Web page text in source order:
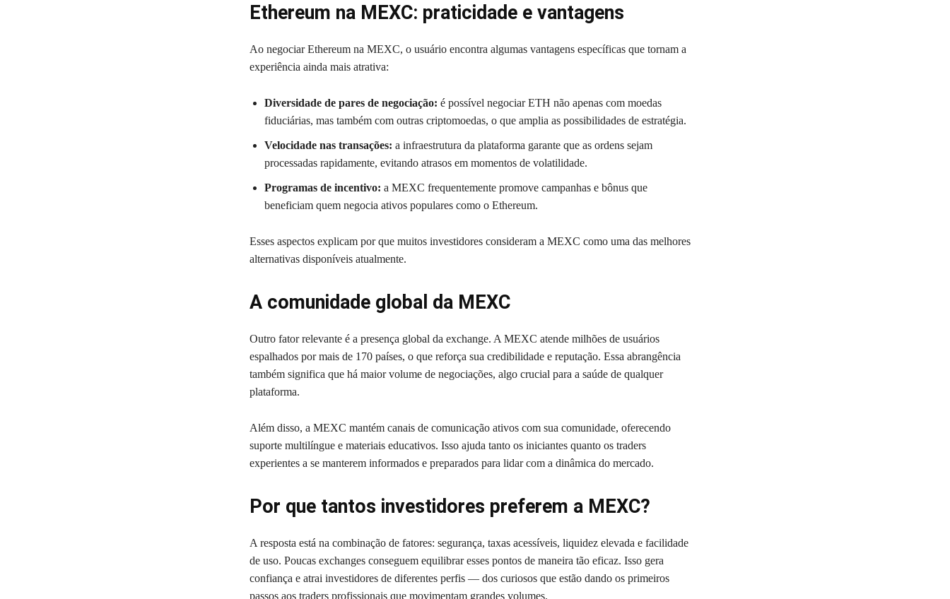
Ethereum na MEXC: praticidade e vantagens
Ao negociar Ethereum na MEXC, o usuário encontra algumas vantagens específicas que tornam a
experiência ainda mais atrativa:
Diversidade de pares de negociação: é possível negociar ETH não apenas com moedas
fiduciárias, mas também com outras criptomoedas, o que amplia as possibilidades de estratégia.
Velocidade nas transações: a infraestrutura da plataforma garante que as ordens sejam
processadas rapidamente, evitando atrasos em momentos de volatilidade.
Programas de incentivo: a MEXC frequentemente promove campanhas e bônus que
beneficiam quem negocia ativos populares como o Ethereum.
Esses aspectos explicam por que muitos investidores consideram a MEXC como uma das melhores
alternativas disponíveis atualmente.
A comunidade global da MEXC
Outro fator relevante é a presença global da exchange. A MEXC atende milhões de usuários
espalhados por mais de 170 países, o que reforça sua credibilidade e reputação. Essa abrangência
também significa que há maior volume de negociações, algo crucial para a saúde de qualquer
plataforma.
Além disso, a MEXC mantém canais de comunicação ativos com sua comunidade, oferecendo
suporte multilíngue e materiais educativos. Isso ajuda tanto os iniciantes quanto os traders
experientes a se manterem informados e preparados para lidar com a dinâmica do mercado.
Por que tantos investidores preferem a MEXC?
A resposta está na combinação de fatores: segurança, taxas acessíveis, liquidez elevada e facilidade
de uso. Poucas exchanges conseguem equilibrar esses pontos de maneira tão eficaz. Isso gera
confiança e atrai investidores de diferentes perfis — dos curiosos que estão dando os primeiros
passos aos traders profissionais que movimentam grandes volumes.